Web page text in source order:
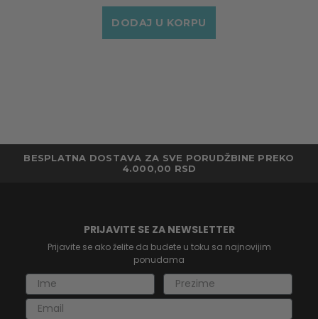
DODAJ U KORPU
BESPLATNA DOSTAVA ZA SVE PORUDŽBINE PREKO
4.000,00 RSD
PRIJAVITE SE ZA NEWSLETTER
Prijavite se ako želite da budete u toku sa najnovijim
ponudama